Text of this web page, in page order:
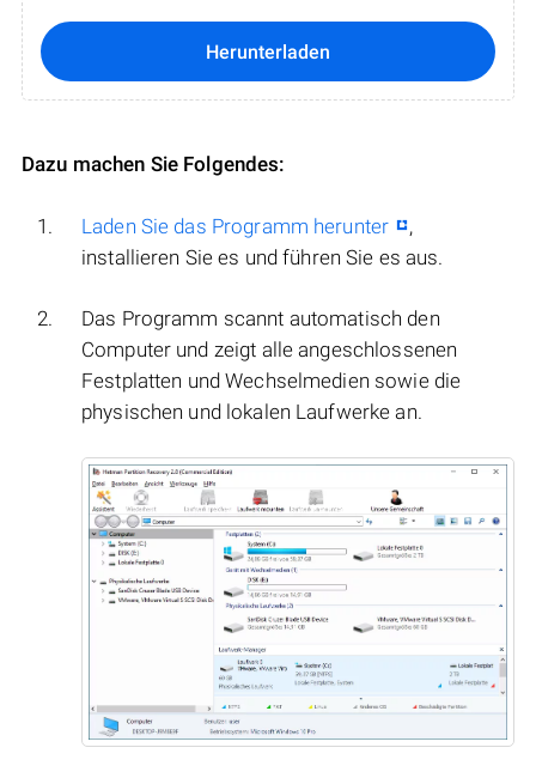
Herunterladen
Dazu machen Sie Folgendes:
Laden Sie das Programm herunter
,
installieren Sie es und führen Sie es aus.
Das Programm scannt automatisch den
Computer und zeigt alle angeschlossenen
Festplatten und Wechselmedien sowie die
physischen und lokalen Laufwerke an.